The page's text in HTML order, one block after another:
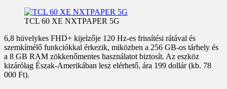
TCL 60 XE NXTPAPER 5G
6,8 hüvelykes FHD+ kijelzője 120 Hz-es frissítési rátával és
szemkímélő funkciókkal érkezik, miközben a 256 GB-os tárhely és
a 8 GB RAM zökkenőmentes használatot biztosít. Az eszköz
kizárólag Észak-Amerikában lesz elérhető, ára 199 dollár (kb. 78
000 Ft).